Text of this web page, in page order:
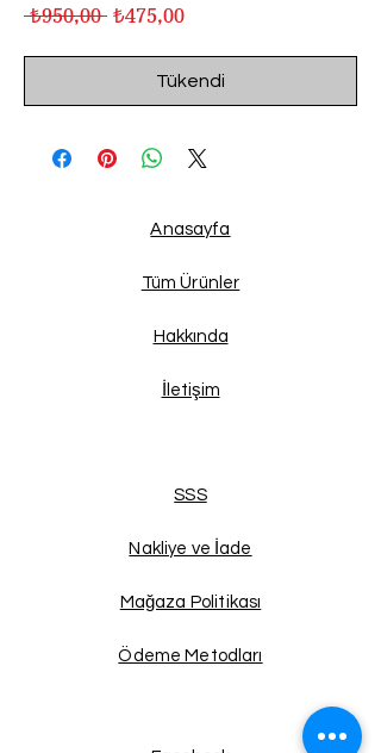
₺950,00 Normal
₺475,00İndirimli
Tükendi
Anasayfa
Tüm Ürünler
Hakkında
İletişim
SSS
Nakliye ve İade
Mağaza Politikası
Ödeme Metodları